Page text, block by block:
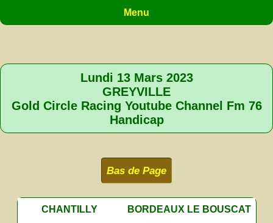
Menu
Lundi 13 Mars 2023
GREYVILLE
Gold Circle Racing Youtube Channel Fm 76
Handicap
Bas de Page
CHANTILLY
BORDEAUX LE BOUSCAT